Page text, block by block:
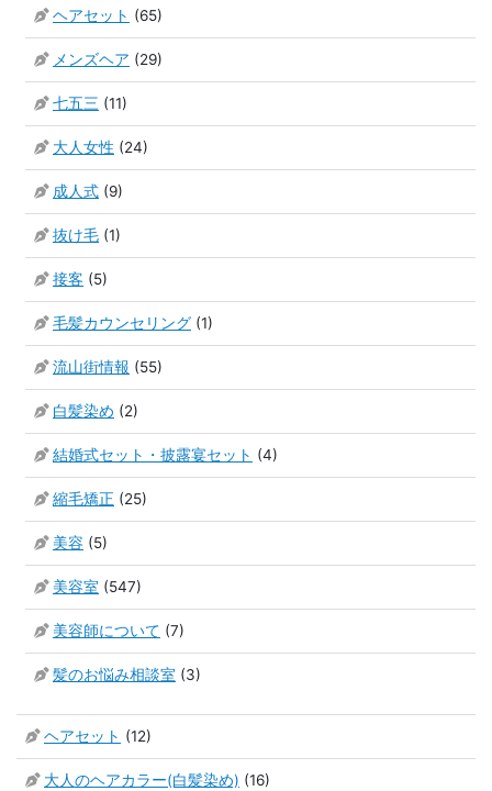
ヘアセット (65)
メンズヘア (29)
七五三 (11)
大人女性 (24)
成人式 (9)
抜け毛 (1)
接客 (5)
毛髪カウンセリング (1)
流山街情報 (55)
白髪染め (2)
結婚式セット・披露宴セット (4)
縮毛矯正 (25)
美容 (5)
美容室 (547)
美容師について (7)
髪のお悩み相談室 (3)
ヘアセット (12)
大人のヘアカラー(白髪染め) (16)